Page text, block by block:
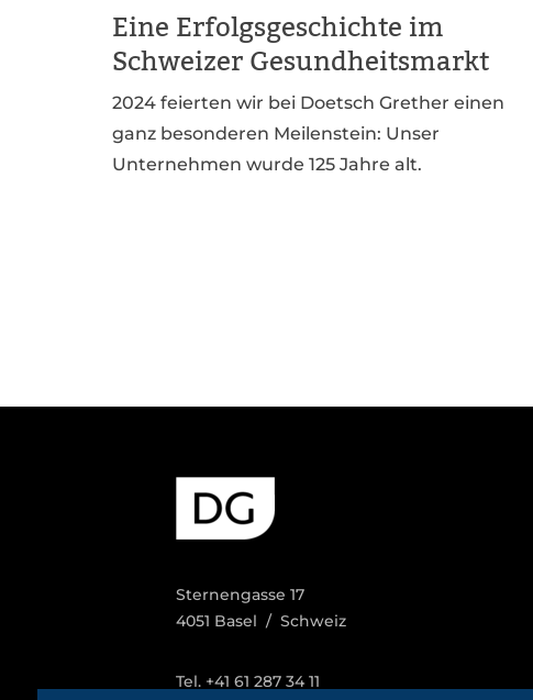
Eine Erfolgsgeschichte im
Schweizer Gesundheitsmarkt
2024 feierten wir bei Doetsch Grether einen
ganz besonderen Meilenstein: Unser
Unternehmen wurde 125 Jahre alt.
Sternengasse 17
4051 Basel / Schweiz
Tel. +41 61 287 34 11